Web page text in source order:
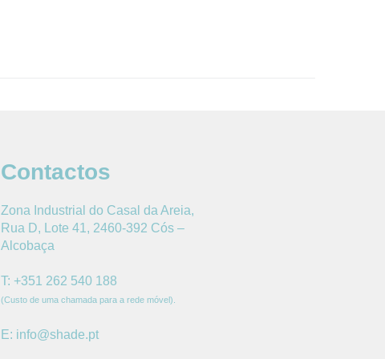
Contactos
Zona Industrial do Casal da Areia,
Rua D, Lote 41, 2460-392 Cós –
Alcobaça
T: +351 262 540 188
(Custo de uma chamada para a rede móvel).
E: info@shade.pt